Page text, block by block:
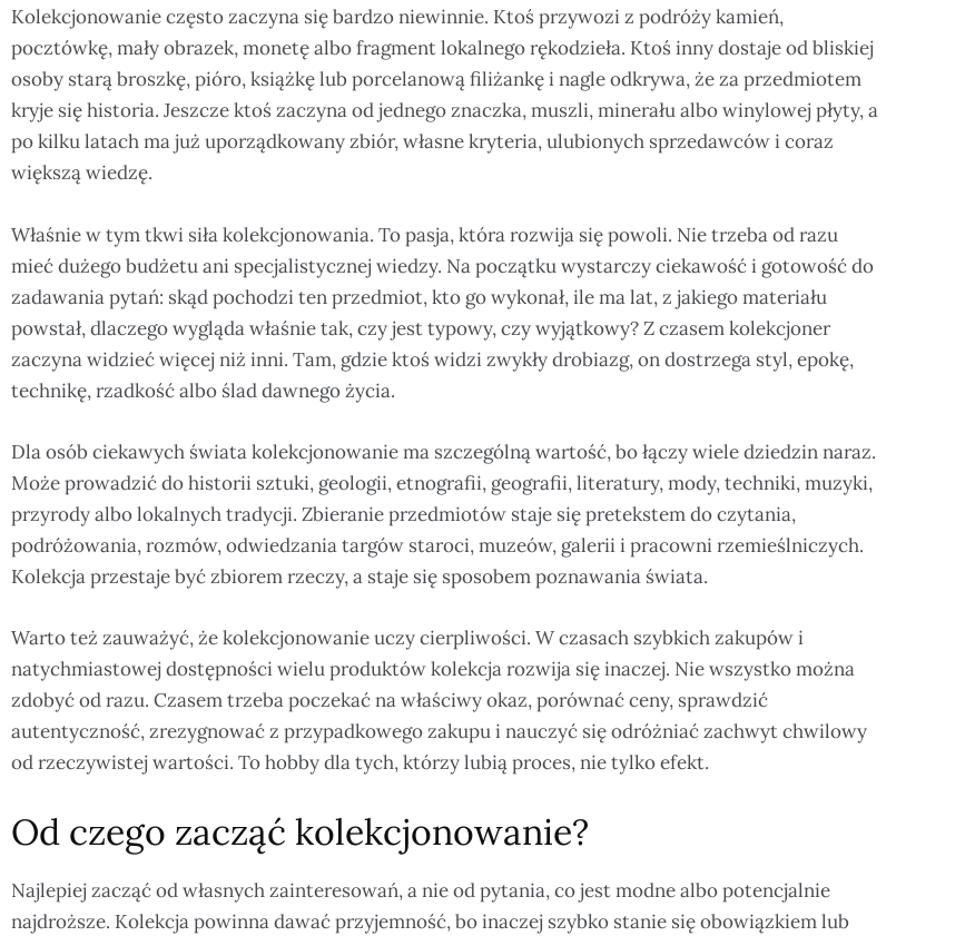
Kolekcjonowanie często zaczyna się bardzo niewinnie. Ktoś przywozi z podróży kamień,
pocztówkę, mały obrazek, monetę albo fragment lokalnego rękodzieła. Ktoś inny dostaje od bliskiej
osoby starą broszkę, pióro, książkę lub porcelanową filiżankę i nagle odkrywa, że za przedmiotem
kryje się historia. Jeszcze ktoś zaczyna od jednego znaczka, muszli, minerału albo winylowej płyty, a
po kilku latach ma już uporządkowany zbiór, własne kryteria, ulubionych sprzedawców i coraz
większą wiedzę.
Właśnie w tym tkwi siła kolekcjonowania. To pasja, która rozwija się powoli. Nie trzeba od razu
mieć dużego budżetu ani specjalistycznej wiedzy. Na początku wystarczy ciekawość i gotowość do
zadawania pytań: skąd pochodzi ten przedmiot, kto go wykonał, ile ma lat, z jakiego materiału
powstał, dlaczego wygląda właśnie tak, czy jest typowy, czy wyjątkowy? Z czasem kolekcjoner
zaczyna widzieć więcej niż inni. Tam, gdzie ktoś widzi zwykły drobiazg, on dostrzega styl, epokę,
technikę, rzadkość albo ślad dawnego życia.
Dla osób ciekawych świata kolekcjonowanie ma szczególną wartość, bo łączy wiele dziedzin naraz.
Może prowadzić do historii sztuki, geologii, etnografii, geografii, literatury, mody, techniki, muzyki,
przyrody albo lokalnych tradycji. Zbieranie przedmiotów staje się pretekstem do czytania,
podróżowania, rozmów, odwiedzania targów staroci, muzeów, galerii i pracowni rzemieślniczych.
Kolekcja przestaje być zbiorem rzeczy, a staje się sposobem poznawania świata.
Warto też zauważyć, że kolekcjonowanie uczy cierpliwości. W czasach szybkich zakupów i
natychmiastowej dostępności wielu produktów kolekcja rozwija się inaczej. Nie wszystko można
zdobyć od razu. Czasem trzeba poczekać na właściwy okaz, porównać ceny, sprawdzić
autentyczność, zrezygnować z przypadkowego zakupu i nauczyć się odróżniać zachwyt chwilowy
od rzeczywistej wartości. To hobby dla tych, którzy lubią proces, nie tylko efekt.
Od czego zacząć kolekcjonowanie?
Najlepiej zacząć od własnych zainteresowań, a nie od pytania, co jest modne albo potencjalnie
najdroższe. Kolekcja powinna dawać przyjemność, bo inaczej szybko stanie się obowiązkiem lub